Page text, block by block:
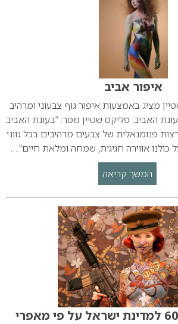
איפור אביב
מציג באמצעות איפור גוף צבעוני ומרהיב
האביב. פליקס שטיין מסר: “בעונת האביב
פנומנאלית של צבעים מרהיבים בכל גווני
אווירה חגיגית, שמחה ומלאת חיים”.…
המשך קריאה
יום העצמאות – 60 למדינת ישראל על פי מאפרי